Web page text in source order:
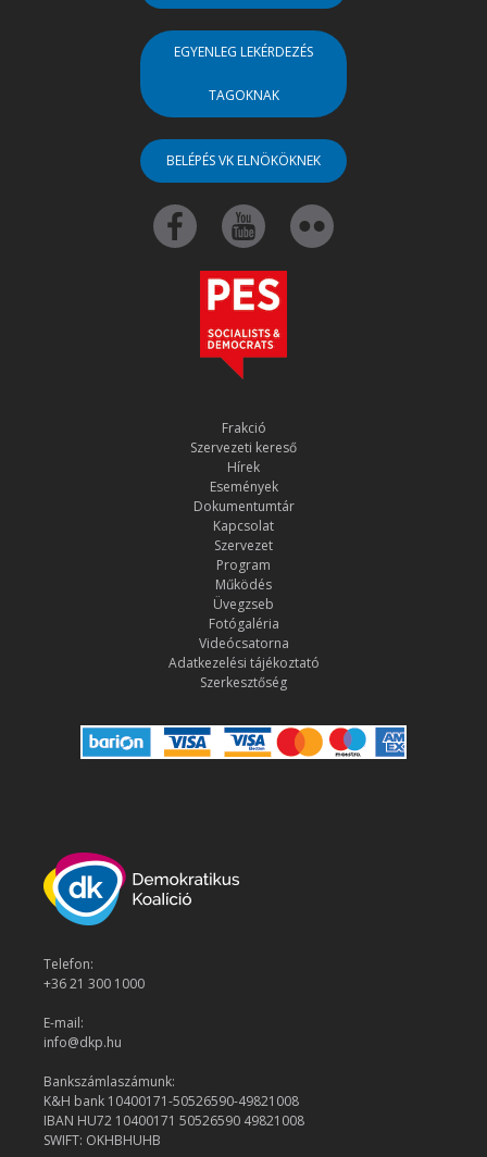
EGYENLEG LEKÉRDEZÉS
TAGOKNAK
BELÉPÉS VK ELNÖKÖKNEK
Frakció
Szervezeti kereső
Hírek
Események
Dokumentumtár
Kapcsolat
Szervezet
Program
Működés
Üvegzseb
Fotógaléria
Videócsatorna
Adatkezelési tájékoztató
Szerkesztőség
Telefon:
+36 21 300 1000
E-mail:
info@dkp.hu
Bankszámlaszámunk:
K&H bank 10400171-50526590-49821008
IBAN HU72 10400171 50526590 49821008
SWIFT: OKHBHUHB